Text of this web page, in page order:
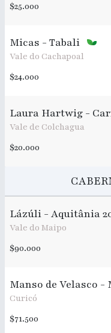
$25.000
Micas - Tabali
Vale do Cachapoal
$24.000
Laura Hartwig -
Vale de Colchagua
$20.000
Lázúli - Aquitânia
Vale do Maipo
$90.000
Manso de Velasco -
Curicó
$71.500